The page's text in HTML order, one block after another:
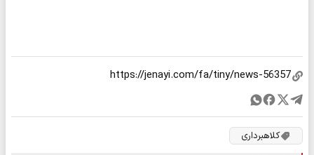
کلاهبرداری